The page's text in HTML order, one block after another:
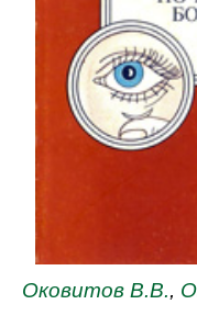
Оковитов В.В.,